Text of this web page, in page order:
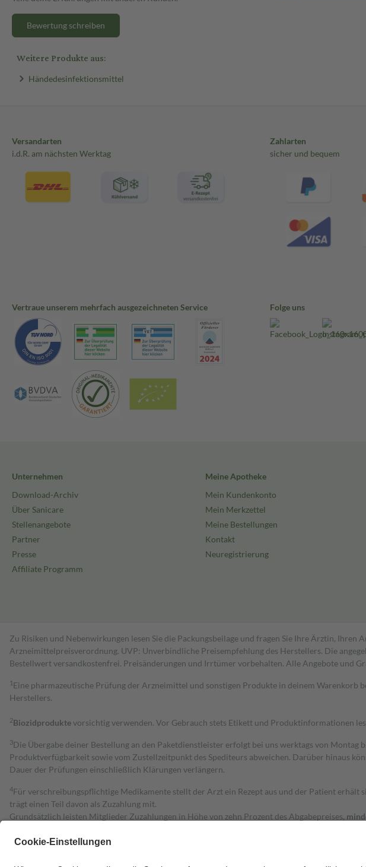
Bewertung schreiben
Weitere Produkte aus:
Händedesinfektionsmittel
Versandarten
i.d.R. am nächsten Werktag
Zahlarten
sicher und bequem
Vertraue unserem mehrfach ausgezeichneten Service Folge uns
Unternehmen
Download-Archiv
Über Sanicare
Stellenangebote
Partner
Presse
Affiliate Programm
Meine Apotheke
Mein Kundenkonto
Mein Merkzettel
Meine Bestellungen
Kontakt
Neuregistrierung
Zu Risiken und Nebenwirkungen lesen Sie die Packungsbeilage und fragen Sie Ihre Ärztin,
Arzneimittelpreisverordnung. UVP: Unverbindliche Preisempfehlung des Herstellers. Die
Bestell­wert versand­kosten­frei. Preisänderungen und Irrtümer vorbehalten. Alle Angebote und
1 Eine pharmazeutische Prüfung der Arzneimittel und sonstigen Produkte in deinem
Herstellers.
2Biozidproduktevorsichtig verwenden. Vor Gebrauch stets Etikett und Produktinformationen
3Die Übergabe deiner Bestellung an den Paketdienstleister erfolgt bei uns werktags von
Produktverfügbarkeit sowie vom Zustellzeitpunkt des Spediteurs abweichen. Darüber hinaus
Dauer der Prüfungen einschließlich Klärungen verlängern.
4Für verschreibungspflichtige Medikamente stellt der Arzt ein Rezept aus und der Patient
trägt einen Teil davon als Zuzahlung mit.
Grundsätzlich leisten Mitglieder Zuzahlungen in Höhe von zehn Prozent des Abgabepreises,
Diese Regeln gelten grundsätzlich auch für Online-Apotheken.